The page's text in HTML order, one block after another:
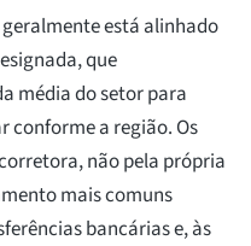
está alinhado
que
média do setor para
conforme a região. Os
não pela própria
mais comuns
bancárias e, às